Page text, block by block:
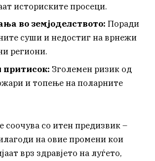
историските просеци.
во земјоделството: Поради
суши и недостиг на врнежи
региони.
Зголемен ризик од
и топење на поларните
соочува со итен предизвик –
на овие промени кои
врз здравјето на луѓето,